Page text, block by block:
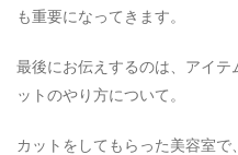
も重要になってきます。
最後にお伝えするのは、アイ
ットのやり方について。
カットをしてもらった美容室